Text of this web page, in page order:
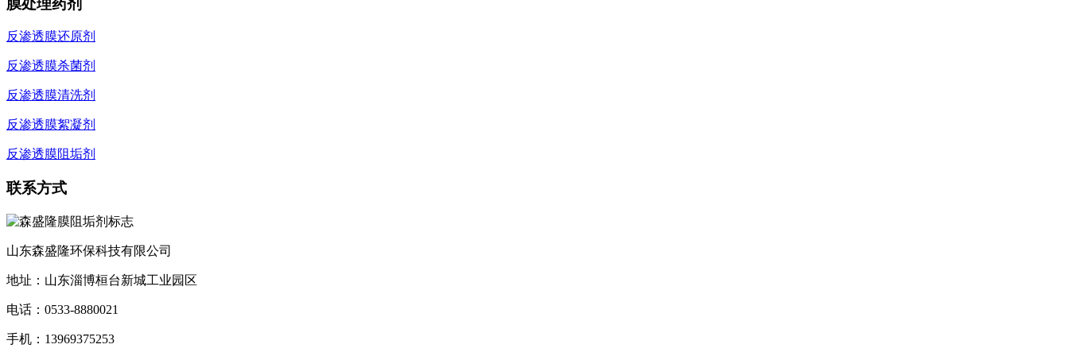
膜处理药剂
反渗透膜还原剂
反渗透膜杀菌剂
反渗透膜清洗剂
反渗透膜絮凝剂
反渗透膜阻垢剂
联系方式
山东森盛隆环保科技有限公司
地址：山东淄博桓台新城工业园区
电话： 0533-8880021
手机： 13969375253